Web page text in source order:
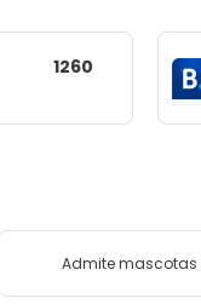
1260
Admite mascotas